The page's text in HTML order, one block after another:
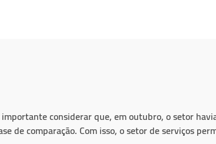
considerar que, em outubro, o setor
de comparação. Com isso, o setor de serviços